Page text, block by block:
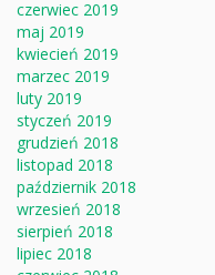
czerwiec 2019
maj 2019
kwiecień 2019
marzec 2019
luty 2019
styczeń 2019
grudzień 2018
listopad 2018
październik 2018
wrzesień 2018
sierpień 2018
lipiec 2018